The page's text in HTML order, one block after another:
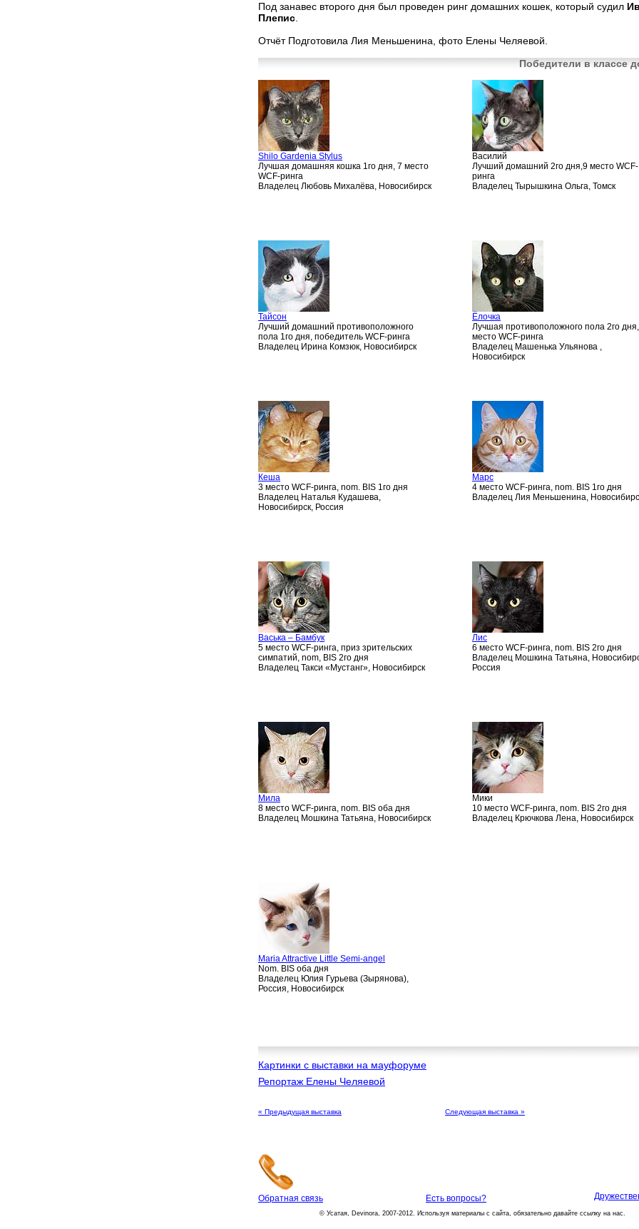
Под занавес второго дня был проведен ринг домашних кошек, который судил
Плепис
Отчёт Подготовила Лия Меньшенина, фото Елены Челяевой.
Победители в классе
Shilo Gardenia Stylus
Лучшая домашняя кошка 1го дня, 7 место
WCF-ринга
Владелец Любовь Михалёва, Новосибирск
Василий
Лучший домашний 2го дня,9 место WCF-
ринга
Владелец Тырышкина Ольга, Томск
Тайсон
Лучший домашний противоположного
пола 1го дня, победитель WCF-ринга
Владелец Ирина Комзюк, Новосибирск
Ёлочка
Лучшая противоположного пола 2го
место WCF-ринга
Владелец Машенька Ульянова ,
Новосибирск
Кеша
3 место WCF-ринга, nom. BIS 1го дня
Владелец Наталья Кудашева,
Новосибирск, Россия
Марс
4 место WCF-ринга, nom. BIS 1го дня
Владелец Лия Меньшенина,
Васька – Бамбук
5 место WCF-ринга, приз зрительских
симпатий, nom, BIS 2го дня
Владелец Такси «Мустанг», Новосибирск
Лис
6 место WCF-ринга, nom. BIS 2го дня
Владелец Мошкина Татьяна,
Россия
Мила
8 место WCF-ринга, nom. BIS оба дня
Владелец Мошкина Татьяна, Новосибирск
Мики
10 место WCF-ринга, nom. BIS 2го дня
Владелец Крючкова Лена, Новосибирск
Maria Attractive Little Semi-angel
Nom. BIS оба дня
Владелец Юлия Гурьева (Зырянова),
Россия, Новосибирск
Картинки с выставки на мауфоруме
Репортаж Елены Челяевой
« Предыдущая выставка Следующая выставка »
Обратная связь Есть вопросы?
© Усатая, Devinora, 2007-2012. Используя материалы с сайта, обязательно давайте ссылку на нас.